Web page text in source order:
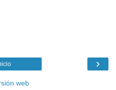
›
web